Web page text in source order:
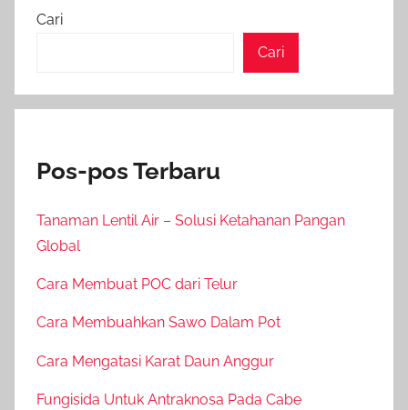
Cari
Cari
Pos-pos Terbaru
Tanaman Lentil Air – Solusi Ketahanan Pangan
Global
Cara Membuat POC dari Telur
Cara Membuahkan Sawo Dalam Pot
Cara Mengatasi Karat Daun Anggur
Fungisida Untuk Antraknosa Pada Cabe